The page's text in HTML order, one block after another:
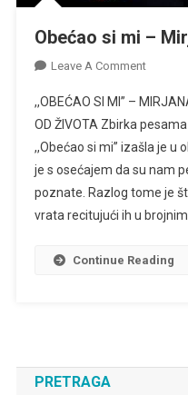
Obećao si mi –
Leave A CommentOn
Si
Mi
–
Mirjana
Bobić
,,OBEĆAO SI MI” –
OD ŽIVOTA Zbirka
,,Obećao si mi” izašla je u
je s osećajem da su nam
poznate. Razlog tome je
vrata recitujući ih u brojnim
Continue Reading
PRETRAGA